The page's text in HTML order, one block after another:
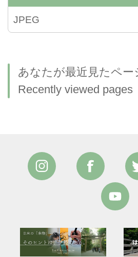
JPEG
あなたが最近見たペー
Recently viewed pages